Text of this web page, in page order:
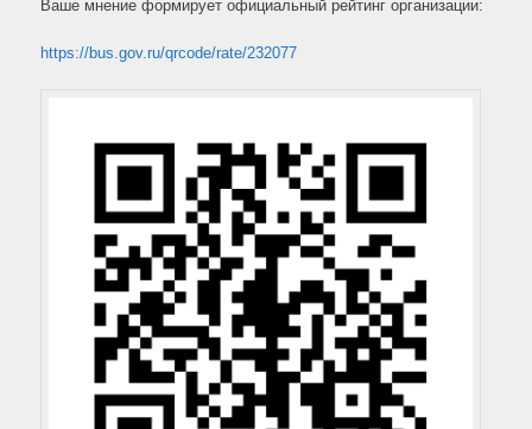
Ваше мнение формирует официальный рейтинг организации:
https://bus.gov.ru/qrcode/rate/232077